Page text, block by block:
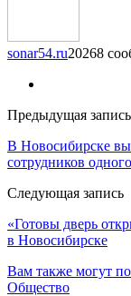
sonar54.ru20268
Предыдущая запись
В Новосибирске
сотрудников
Следующая запись
«Готовы дверь
в Новосибирске
Вам также могут
Общество